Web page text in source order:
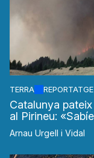
TERRA REPORTATGE
Catalunya
al Pirineu:
Arnau Urgell i Vidal